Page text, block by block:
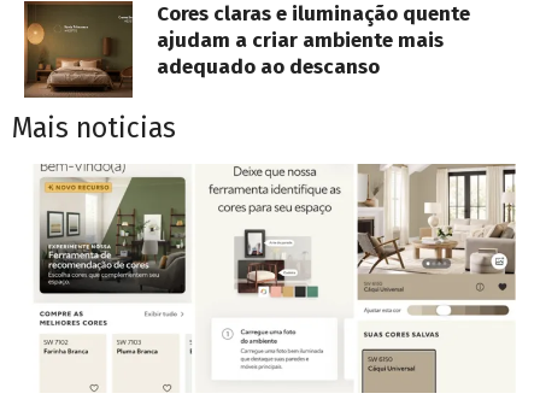
Cores claras e iluminação quente
ajudam a criar ambiente mais
adequado ao descanso
Mais noticias